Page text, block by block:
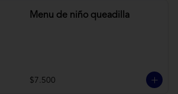
Menu de niño queadilla
$7.500